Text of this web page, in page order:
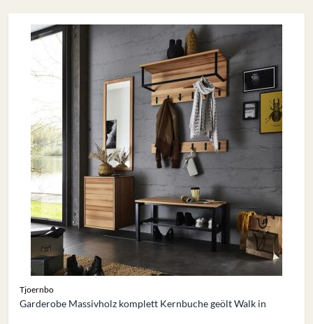
Tjoernbo
Garderobe Massivholz komplett Kernbuche geölt Walk in